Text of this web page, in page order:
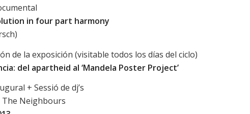
in four part harmony
de la exposición (visitable todos los días del ciclo)
del apartheid al ‘Mandela Poster Project’
+ Sessió de dj’s
The Neighbours